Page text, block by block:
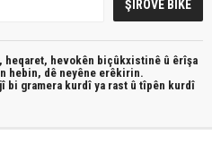
heqaret, hevokên biçûkxistinê û êrîşa
hebin, dê neyêne erêkirin.
bi gramera kurdî ya rast û tîpên kurdî